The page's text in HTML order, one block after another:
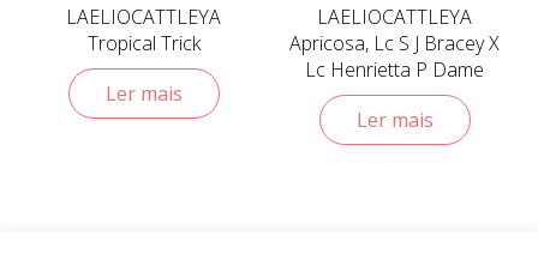
LAELIOCATTLEYA
Tropical Trick
Ler mais
LAELIOCATTLEYA
Apricosa, Lc S J Bracey X
Lc Henrietta P Dame
Ler mais